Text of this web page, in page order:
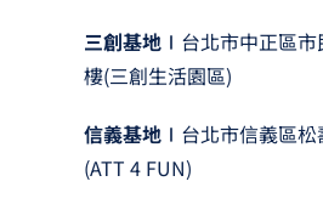
三創基地∣ 台北市中正區
樓(三創生活園區)
信義基地∣ 台北市信義區
(ATT 4 FUN)